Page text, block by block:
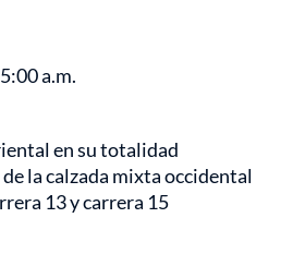
a.m.
en su totalidad
la calzada mixta occidental
13 y carrera 15